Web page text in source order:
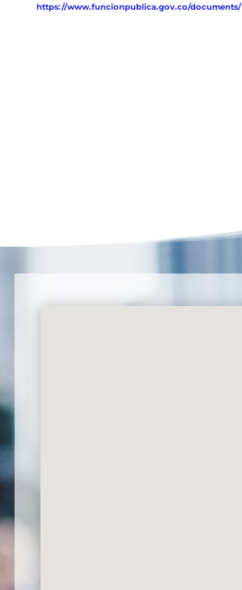
https://www.funcionpublica.gov.co/documents/